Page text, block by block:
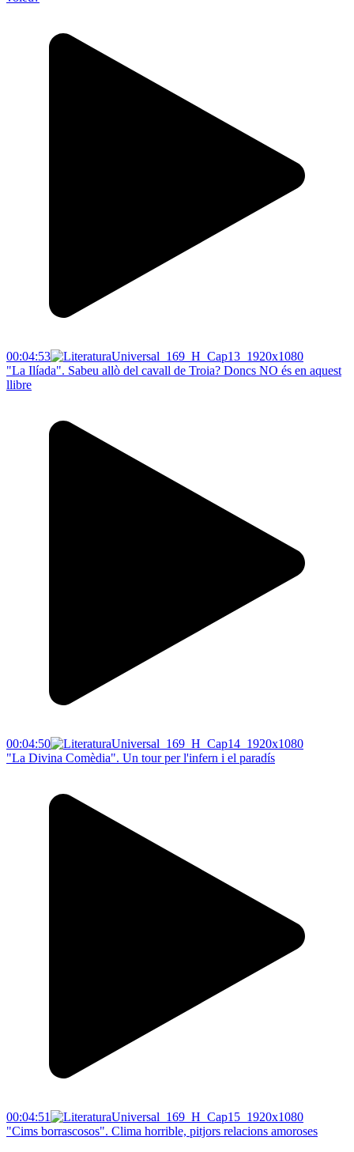
00:04:53
"La Ilíada". Sabeu allò del cavall de Troia? Doncs NO és en aquest
llibre
00:04:50
"La Divina Comèdia". Un tour per l'infern i el paradís
00:04:51
"Cims borrascosos". Clima horrible, pitjors relacions amoroses